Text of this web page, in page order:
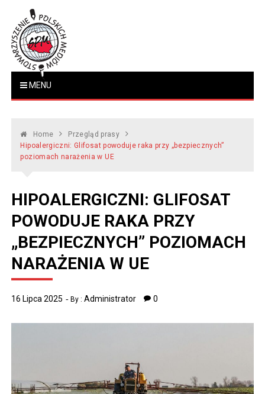
content
Stowarzyszenie Polskich
www.polskiemedia.org
MENU
Home
Przegląd prasy
Hipoalergiczni: Glifosat powoduje raka przy „bezpiecznych”
poziomach narażenia w UE
HIPOALERGICZNI: GLIFOSAT
POWODUJE RAKA PRZY
„BEZPIECZNYCH” POZIOMACH
NARAŻENIA W UE
16 Lipca 2025 By :Administrator 0